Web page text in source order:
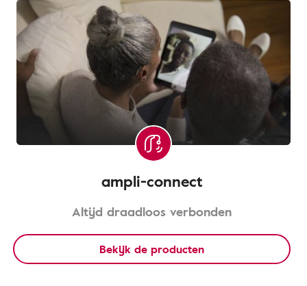
ampli-connect
Altijd draadloos verbonden
Bekijk de producten